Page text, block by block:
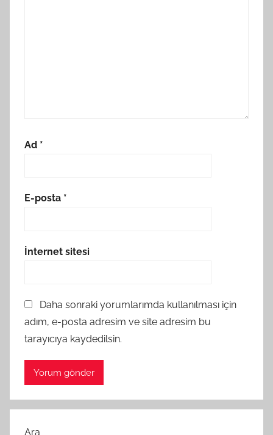
Ad *
E-posta *
İnternet sitesi
Daha sonraki yorumlarımda kullanılması için
adım, e-posta adresim ve site adresim bu
tarayıcıya kaydedilsin.
Ara